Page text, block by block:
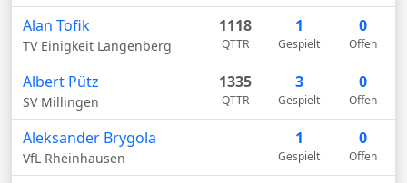
Alan Tofik
TV Einigkeit Langenberg
1118
QTTR
1
Gespielt
0
Offen
Albert Pütz
SV Millingen
1335
QTTR
3
Gespielt
0
Offen
Aleksander Brygola
VfL Rheinhausen
1
Gespielt
0
Offen